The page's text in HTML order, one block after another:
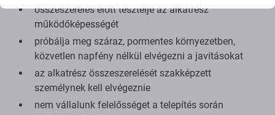
összeszerelés előtt tesztelje az alkatrész
működőképességét
próbálja meg száraz, pormentes környezetben,
közvetlen napfény nélkül elvégezni a javításokat
az alkatrész összeszerelését szakképzett
személynek kell elvégeznie
nem vállalunk felelősséget a telepítés során